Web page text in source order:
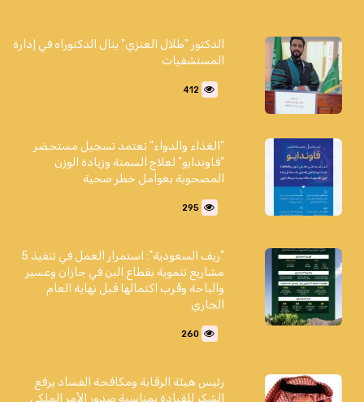
الدكتور "طلال العنزي" ينال الدكتوراه في إدارة
المستشفيات
412
"الغذاء والدواء" تعتمد تسجيل مستحضر
"فاوندايو" لعلاج السمنة وزيادة الوزن
المصحوبة بعوامل خطر صحية
295
"ريف السعودية": استمرار العمل في تنفيذ 5
مشاريع تنموية بقطاع البن في جازان وعسير
والباحة وقُرب اكتمالها قبل نهاية العام
الجاري
260
رئيس هيئة الرقابة ومكافحة الفساد يرفع
الشكر للقيادة بمناسبة صدور الأمر الملكي